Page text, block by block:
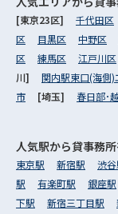
[東京23区] 千代田区
区
目黒区 中野区
区
練馬区 江戸川区
川] 関内駅東口(海側)
市
[埼玉] 春日部･
人気駅から貸事務
東京駅 新宿駅 渋
駅
有楽町駅 銀座駅
下駅
新宿三丁目駅